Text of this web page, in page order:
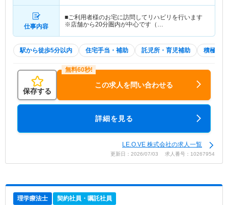
仕事内容
■ご利用者様のお宅に訪問してリハビリを行います
※店舗から20分圏内が中心です（…
駅から徒歩5分以内 住宅手当・補助 託児所・育児補助 積極採
保存する
この求人を問い合わせる
詳細を見る
LE.O.VE 株式会社の求人一覧
更新日：2026/07/03 求人番号：10267954
理学療法士 契約社員・嘱託社員